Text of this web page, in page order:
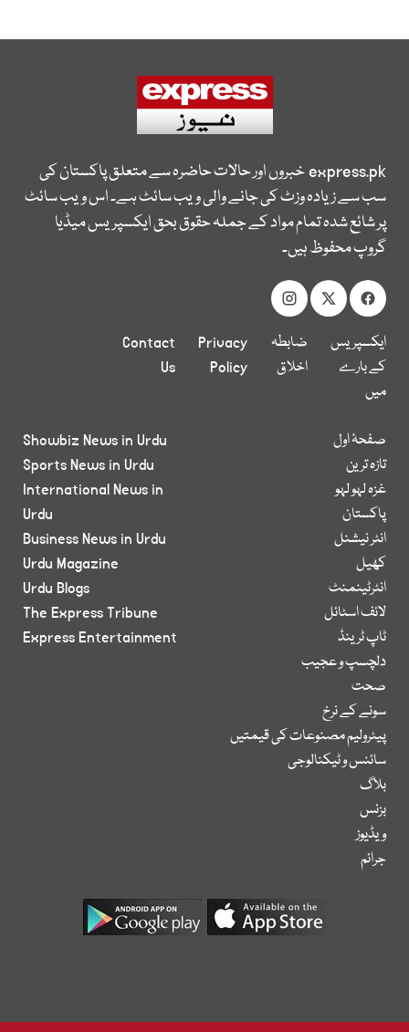
express.pkخبروں اور حالات حاضرہ سے متعلق پاکستان کی
سب سے زیادہ وزٹ کی جانے والی ویب سائٹ ہے۔ اس ویب سائٹ
پر شائع شدہ تمام مواد کے جملہ حقوق بحق ایکسپریس میڈیا
گروپ محفوظ ہیں۔
ایکسپریس
کے بارے
میں
ضابطہ
اخلاق
Privacy
Policy
Contact
Us
صفحۂ اول
تازہ ترین
غزہ لہو لہو
پاکستان
انٹر نیشنل
کھیل
انٹرٹینمنٹ
لائف اسٹائل
ٹاپ ٹرینڈ
دلچسپ و عجیب
صحت
سونے کے نرخ
پیٹرولیم مصنوعات کی قیمتیں
سائنس و ٹیکنالوجی
بلاگ
بزنس
ویڈیوز
جرائم
Showbiz News in Urdu
Sports News in Urdu
International News in
Urdu
Business News in Urdu
Urdu Magazine
Urdu Blogs
The Express Tribune
Express Entertainment